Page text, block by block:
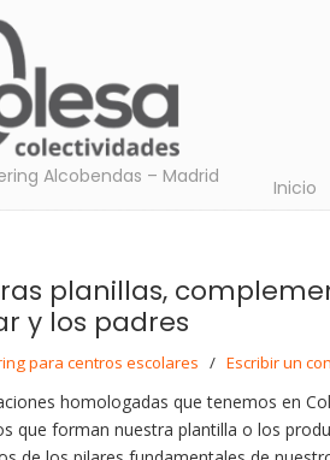
Alcobendas – Madrid Inicio
planillas,
y los padres
para centros escolares / Escribir un
homologadas que tenemos en
que forman nuestra plantilla o los